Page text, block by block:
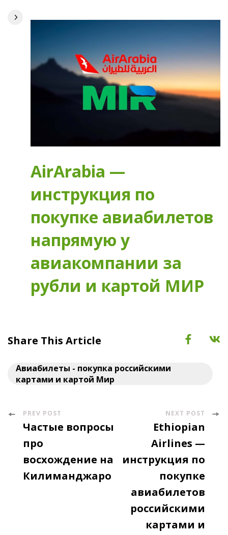
AirArabia —
инструкция по
покупке авиабилетов
напрямую у
авиакомпании за
рубли и картой МИР
Share This Article
Авиабилеты - покупка российскими
картами и картой Мир
Post
Navigation
PREV POST
Частые вопросы
про
восхождение на
Килиманджаро
NEXT POST
Ethiopian
Airlines —
инструкция по
покупке
авиабилетов
российскими
картами и